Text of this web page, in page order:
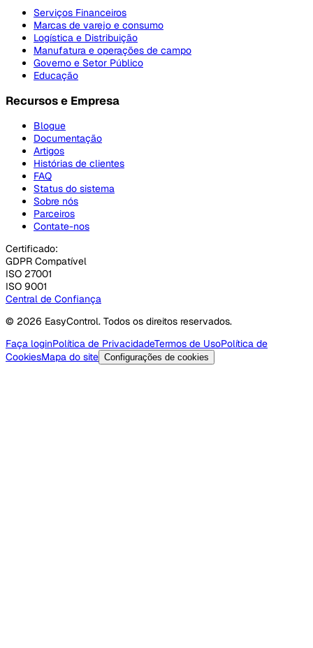
Serviços Financeiros
Marcas de varejo e consumo
Logística e Distribuição
Manufatura e operações de campo
Governo e Setor Público
Educação
Recursos e Empresa
Blogue
Documentação
Artigos
Histórias de clientes
FAQ
Status do sistema
Sobre nós
Parceiros
Contate-nos
Certificado:
GDPR Compatível
ISO 27001
ISO 9001
Central de Confiança
© 2026 EasyControl. Todos os direitos reservados.
Faça loginPolítica de PrivacidadeTermos de UsoPolítica de
CookiesMapa do site Configurações de cookies